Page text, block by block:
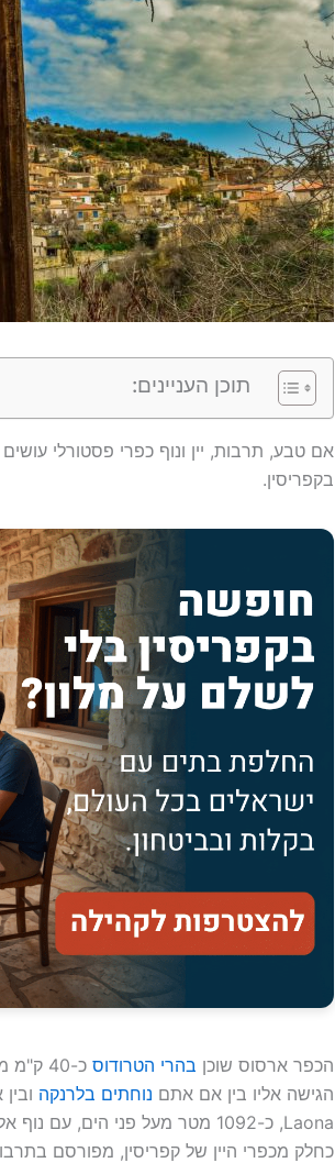
תוכן העניינים:
אם טבע, תרבות, יין ונוף כפרי פסטורלי
בקפריסין.
הכפר ארסוס שוכן בהרי הטרודוס כ-40 ק"מ מהעיר
הגישה אליו בין אם אתם נוחתים בלרנקה
כחלק מכפרי היין של קפריסין, מפורסם